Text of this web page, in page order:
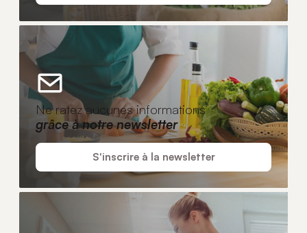
Ne ratez aucunes informations
grâce à notre newsletter
S'inscrire à la newsletter